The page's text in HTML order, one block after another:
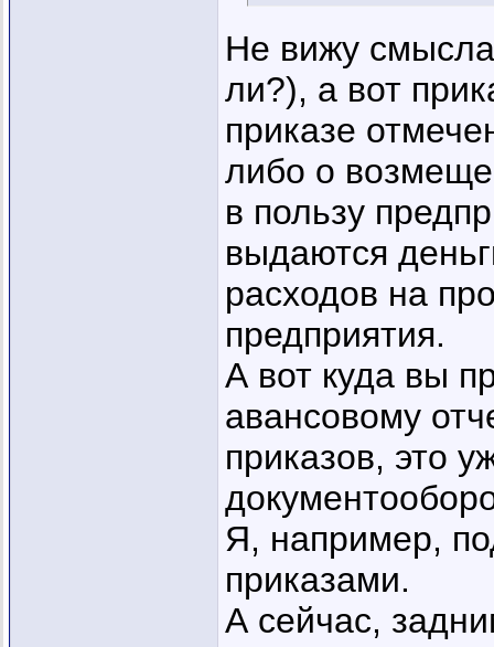
Не вижу
ли?), а вот
приказе
либо о
в пользу
выдаются
расходов на
предприятия.
А вот куда вы
авансовому
приказов, это
Я, например,
приказами.
А сейчас,